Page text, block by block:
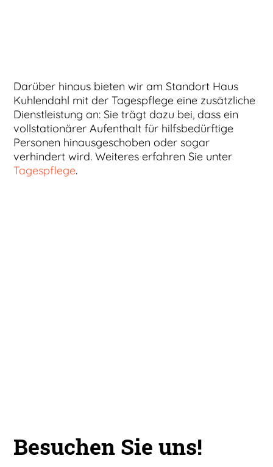
Darüber hinaus bieten wir am Standort Haus
Kuhlendahl mit der Tagespflege eine zusätzliche
Dienstleistung an: Sie trägt dazu bei, dass ein
vollstationärer Aufenthalt für hilfsbedürftige
Personen hinausgeschoben oder sogar
verhindert wird. Weiteres erfahren Sie unter
Tagespflege.
Besuchen Sie uns!